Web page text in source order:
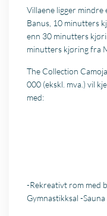
Villaene ligger
Banus, 10 minutters
enn 30 minutters
minutters kjøring fra
The Collection
000 (ekskl. mva.) vil
med:
-Rekreativt rom med
Gymnastikksal -